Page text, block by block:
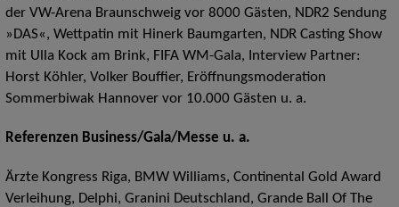
der VW-Arena Braunschweig vor 8000 Gästen, NDR2 Sendung
»DAS«, Wettpatin mit Hinerk Baumgarten, NDR Casting Show
mit Ulla Kock am Brink, FIFA WM-Gala, Interview Partner:
Horst Köhler, Volker Bouffier, Eröffnungsmoderation
Sommerbiwak Hannover vor 10.000 Gästen u. a.
Referenzen Business/Gala/Messe u. a.
Ärzte Kongress Riga, BMW Williams, Continental Gold Award
Verleihung, Delphi, Granini Deutschland, Grande Ball Of The